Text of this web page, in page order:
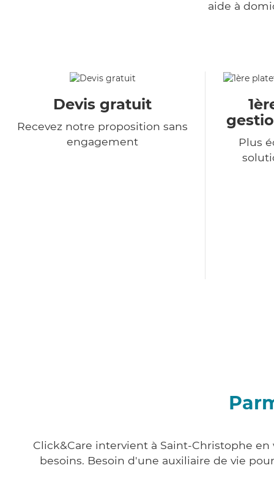
aide à
Devis gratuit
Recevez notre proposition sans
engagement
Plus
Click&Care intervient à Saint-Christophe
besoins. Besoin d'une auxiliaire de vie